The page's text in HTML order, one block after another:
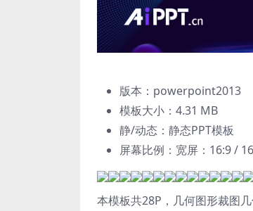
版本：powerpoint2013
模板大小： 4.31 MB
静/动态：静态PPT模板
屏幕比例：宽屏：16:9 /
本模板共28P，几何图形裁图